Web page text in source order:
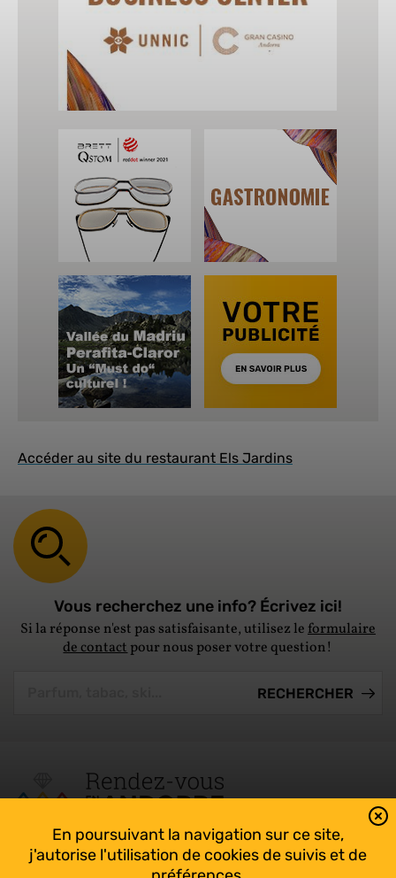
En poursuivant la navigation sur ce site,
j'autorise l'utilisation de cookies de suivis et de
Accéder au site du restaurant Els Jardins
Vous recherchez une info? Écrivez ici!
Si la réponse n'est pas satisfaisante, utilisez leformulaire
de contactpour nous poser votre question!
Tout suivre sur l’Andorre!
Facebook